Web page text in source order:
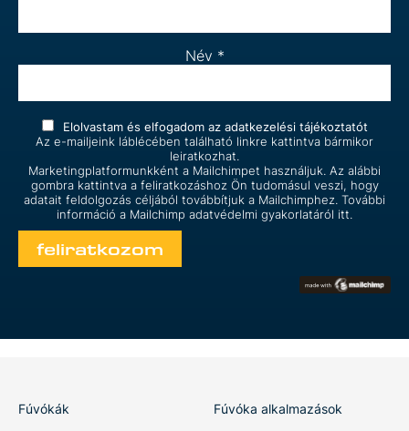
Név *
Elolvastam és elfogadom az adatkezelési tájékoztatót
Az e-mailjeink láblécében található linkre kattintva bármikor
leiratkozhat.
Marketingplatformunkként a Mailchimpet használjuk. Az alábbi
gombra kattintva a feliratkozáshoz Ön tudomásul veszi, hogy
adatait feldolgozás céljából továbbítjuk a Mailchimphez. További
információ a Mailchimp adatvédelmi gyakorlatáról itt.
Fúvókák
Fúvóka alkalmazások